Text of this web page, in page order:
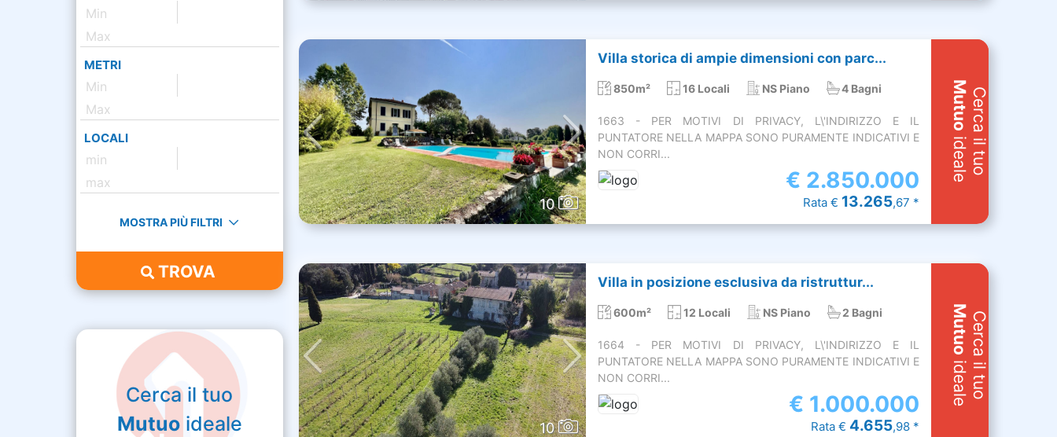
METRI
LOCALI
MOSTRA PIÙ FILTRI
TROVA
Cerca il tuo
Mutuoideale
10
Villa storica di ampie dimensioni con parc...
850m² 16 Locali NS Piano 4 Bagni
1663 - PER MOTIVI DI PRIVACY, L\'INDIRIZZO E IL
PUNTATORE NELLA MAPPA SONO PURAMENTE INDICATIVI E
NON CORRI...
€ 2.850.000
Rata € 13.265,67 *
Cerca il tuo
Mutuo
ideale
10
Villa in posizione esclusiva da ristruttur...
600m² 12 Locali NS Piano 2 Bagni
1664 - PER MOTIVI DI PRIVACY, L\'INDIRIZZO E IL
PUNTATORE NELLA MAPPA SONO PURAMENTE INDICATIVI E
NON CORRI...
€ 1.000.000
Rata € 4.655,98 *
Cerca il tuo
Mutuo
ideale